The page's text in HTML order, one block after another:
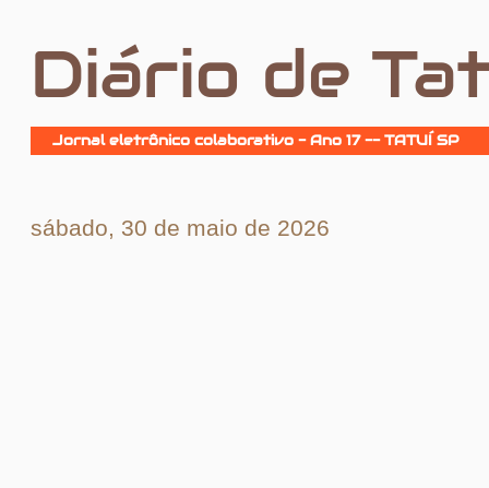
Diário de
Jornal eletrônico colaborativo - Ano 17 -- TATUÍ SP
sábado, 30 de maio de 2026